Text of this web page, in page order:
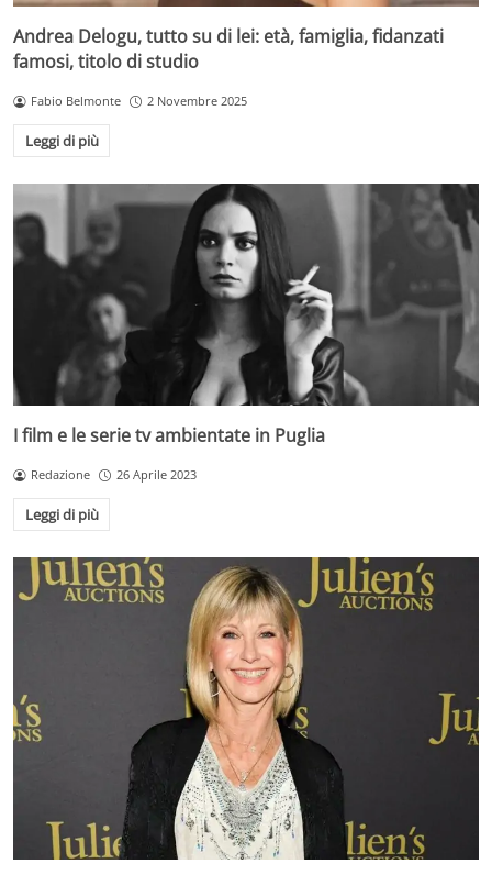
Andrea Delogu, tutto su di lei: età, famiglia, fidanzati
famosi, titolo di studio
Fabio Belmonte 2 Novembre 2025
Leggi di più
I film e le serie tv ambientate in Puglia
Redazione 26 Aprile 2023
Leggi di più